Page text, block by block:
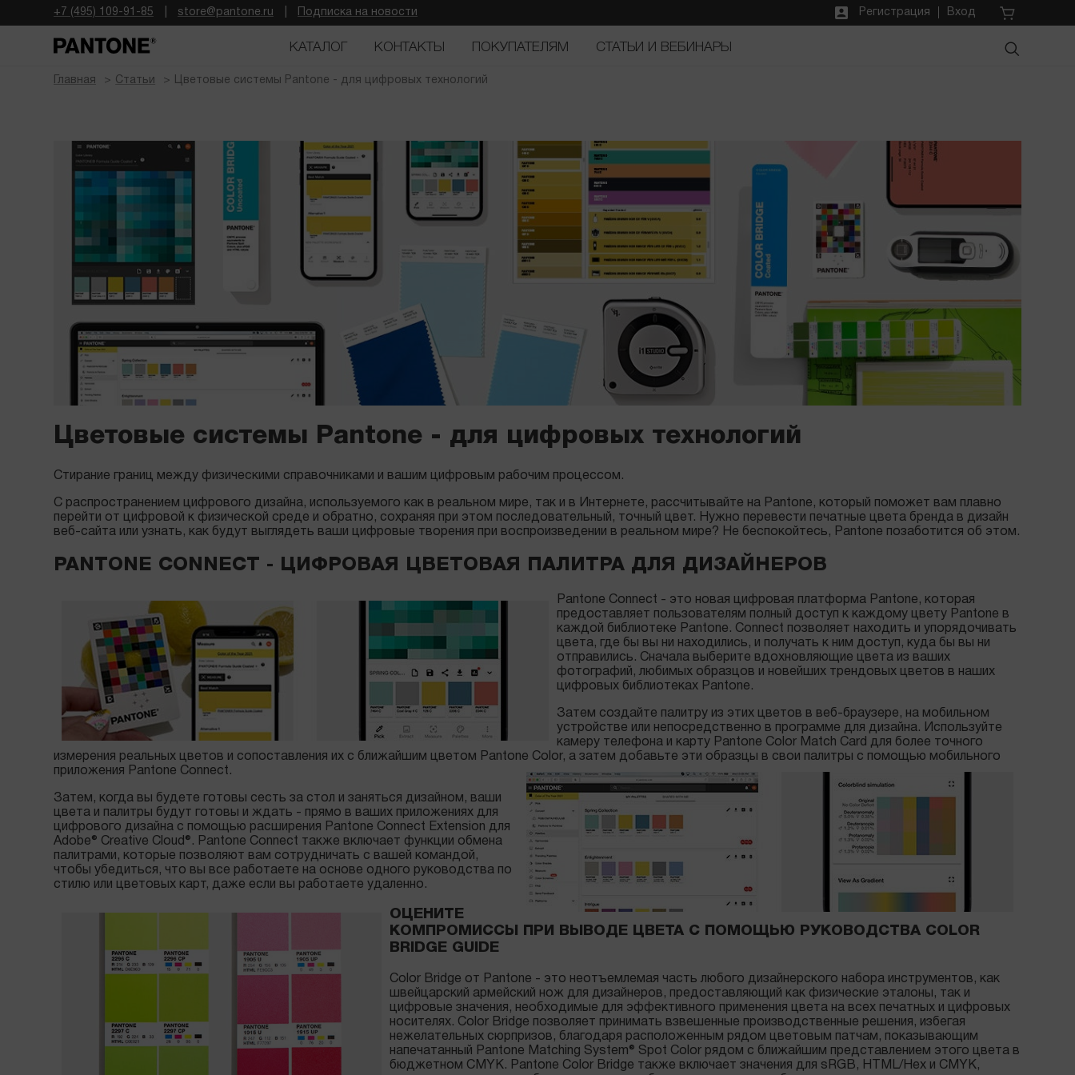
+7 (495) 109-91-85 store@pantone.ru Подписка на новости Регистрация Вход
КАТАЛОГ КОНТАКТЫ ПОКУПАТЕЛЯМ СТАТЬИ И ВЕБИНАРЫ
Главная Статьи Цветовые системы Pantone - для цифровых технологий
Цветовые системы Pantone - для цифровых технологий
Стирание границ между физическими справочниками и вашим цифровым рабочим процессом.
С распространением цифрового дизайна, используемого как в реальном мире, так и в Интернете, рассчитывайте на Pantone, который поможет вам плавно
перейти от цифровой к физической среде и обратно, сохраняя при этом последовательный, точный цвет. Нужно перевести печатные цвета бренда в дизайн
веб-сайта или узнать, как будут выглядеть ваши цифровые творения при воспроизведении в реальном мире? Не беспокойтесь, Pantone позаботится об этом.
PANTONE CONNECT - ЦИФРОВАЯ ЦВЕТОВАЯ ПАЛИТРА ДЛЯ ДИЗАЙНЕРОВ
Pantone Connect - это новая цифровая платформа Pantone, которая
предоставляет пользователям полный доступ к каждому цвету Pantone в
каждой библиотеке Pantone. Connect позволяет находить и упорядочивать
цвета, где бы вы ни находились, и получать к ним доступ, куда бы вы ни
отправились. Сначала выберите вдохновляющие цвета из ваших
фотографий, любимых образцов и новейших трендовых цветов в наших
цифровых библиотеках Pantone.
Затем создайте палитру из этих цветов в веб-браузере, на мобильном
устройстве или непосредственно в программе для дизайна. Используйте
камеру телефона и карту Pantone Color Match Card для более точного
измерения реальных цветов и сопоставления их с ближайшим цветом Pantone Color, а затем добавьте эти образцы в свои палитры с помощью мобильного
приложения Pantone Connect.
Затем, когда вы будете готовы сесть за стол и заняться дизайном, ваши
цвета и палитры будут готовы и ждать - прямо в ваших приложениях для
цифрового дизайна с помощью расширения Pantone Connect Extension для
Adobe® Creative Cloud®. Pantone Connect также включает функции обмена
палитрами, которые позволяют вам сотрудничать с вашей командой,
чтобы убедиться, что вы все работаете на основе одного руководства по
стилю или цветовых карт, даже если вы работаете удаленно.
ОЦЕНИТЕ
КОМПРОМИССЫ ПРИ ВЫВОДЕ ЦВЕТА С ПОМОЩЬЮ РУКОВОДСТВА COLOR
BRIDGE GUIDE
Color Bridge от Pantone - это неотъемлемая часть любого дизайнерского набора инструментов, как
швейцарский армейский нож для дизайнеров, предоставляющий как физические эталоны, так и
цифровые значения, необходимые для эффективного применения цвета на всех печатных и цифровых
носителях. Color Bridge позволяет принимать взвешенные производственные решения, избегая
нежелательных сюрпризов, благодаря расположенным рядом цветовым патчам, показывающим
напечатанный Pantone Matching System® Spot Color рядом с ближайшим представлением этого цвета в
бюджетном CMYK. Pantone Color Bridge также включает значения для sRGB, HTML/Hex и CMYK,